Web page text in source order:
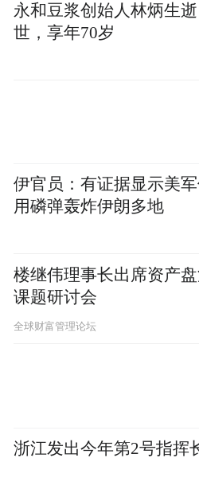
永和豆浆创始人林炳生逝
世，享年70岁
伊官员：有证据显示美
用磷弹轰炸伊朗多地
楼继伟理事长出席资产
课题研讨会
全球财富管理论坛
浙江发出今年第2号指挥